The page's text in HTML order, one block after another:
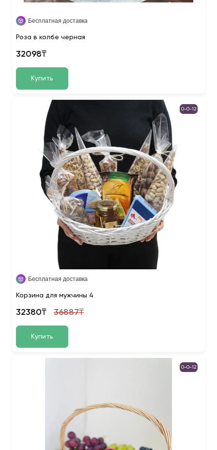
Бесплатная доставка
Роза в колбе черная
32098₸
Купить
0-0-12
Бесплатная доставка
Корзина для мужчины 4
32380₸ 36887₸
Купить
0-0-12